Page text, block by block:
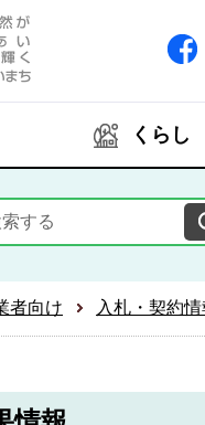
くらし
者向け 入札・契約